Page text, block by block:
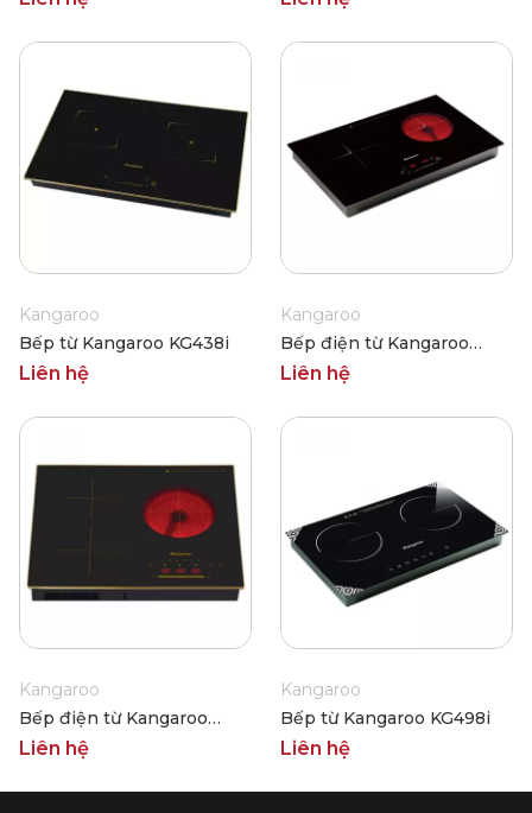
Kangaroo
Bếp từ Kangaroo KG438i
Liên hệ
Kangaroo
Bếp điện từ Kangaroo
KG443i
Liên hệ
Kangaroo
Bếp điện từ Kangaroo
KG446i
Liên hệ
Kangaroo
Bếp từ Kangaroo KG498i
Liên hệ